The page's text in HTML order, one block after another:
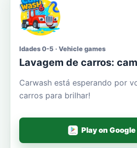
Idades 0-5 · Vehicle games
Lavagem de carros:
Carwash está esperando por
carros para brilhar!
Play on